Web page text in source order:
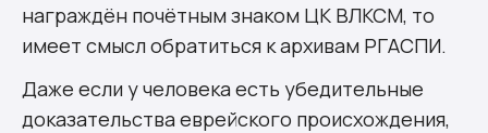
награждён почётным знаком ЦК ВЛКСМ, то
имеет смысл обратиться к архивам РГАСПИ.
Даже если у человека есть убедительные
доказательства еврейского происхождения,